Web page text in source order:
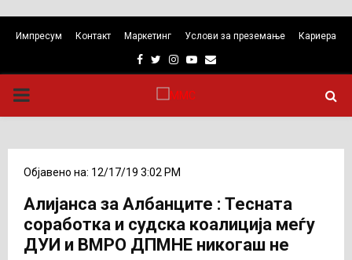
Импресум Контакт Маркетинг Услови за преземање Кариера
Facebook
TwitterInstagram
Youtube
Email
PRIMARY
Објавено на: 12/17/19 3:02 PM
Алијанса за Албанците : Тесната
соработка и судска коалиција меѓу
ДУИ и ВМРО ДПМНЕ никогаш не